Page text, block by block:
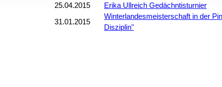
25.04.2015
Erika Ullreich Gedächntisturnier
31.01.2015
Winterlandesmeisterschaft in der
Disziplin"